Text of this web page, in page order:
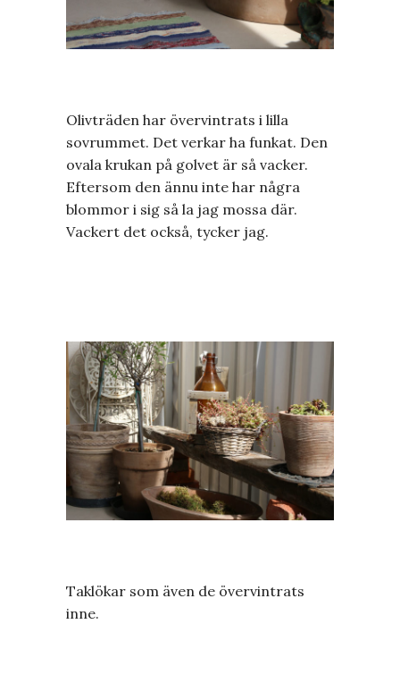
Olivträden har övervintrats i lilla
sovrummet. Det verkar ha funkat. Den
ovala krukan på golvet är så vacker.
Eftersom den ännu inte har några
blommor i sig så la jag mossa där.
Vackert det också, tycker jag.
Taklökar som även de övervintrats
inne.